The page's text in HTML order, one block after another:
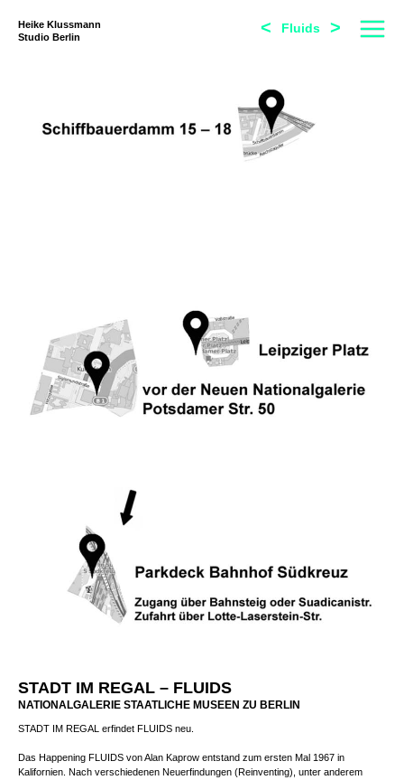
Heike Klussmann
Studio Berlin
< Fluids >
STADT IM REGAL – FLUIDS
NATIONALGALERIE STAATLICHE MUSEEN ZU BERLIN
STADT IM REGAL erfindet FLUIDS neu.
Das Happening FLUIDS von Alan Kaprow entstand zum ersten Mal 1967 in
Kalifornien. Nach verschiedenen Neuerfindungen (Reinventing), unter anderem